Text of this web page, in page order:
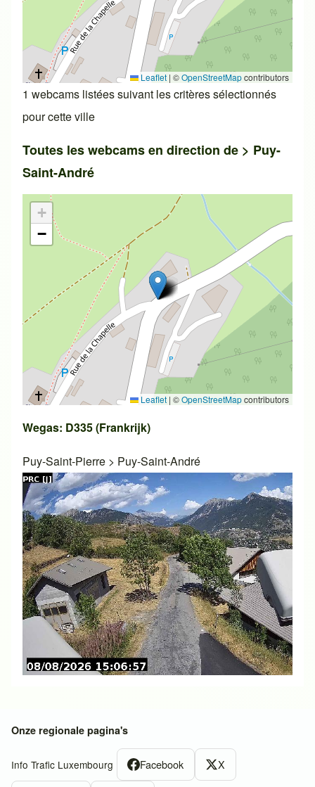
Leaflet | ©OpenStreetMapcontributors
1 webcams listées suivant les critères sélectionnés
pour cette ville
Toutes les webcams en direction de > Puy-
Saint-André
+
−
Leaflet | ©OpenStreetMapcontributors
Wegas: D335 (Frankrijk)
Puy-Saint-Pierre > Puy-Saint-André
Onze regionale pagina's
Info Trafic Luxembourg Facebook X